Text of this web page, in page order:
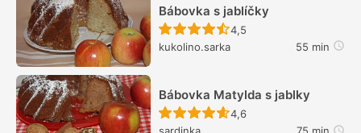
Bábovka s jablíčky
Recept ještě nebyl
4,5
kukolino.sarka
55 min
Bábovka Matylda s jablky
Recept ještě nebyl
4,6